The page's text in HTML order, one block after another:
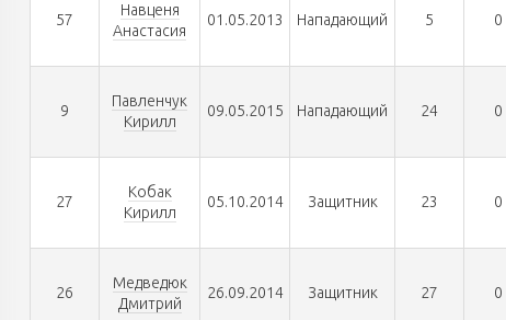
57
Навценя
Анастасия
01.05.2013 Нападающий 5 0
9
Павленчук
Кирилл
09.05.2015 Нападающий 24 0
27
Кобак
Кирилл
05.10.2014 Защитник 23 0
26
Медведюк
Дмитрий
26.09.2014 Защитник 27 0